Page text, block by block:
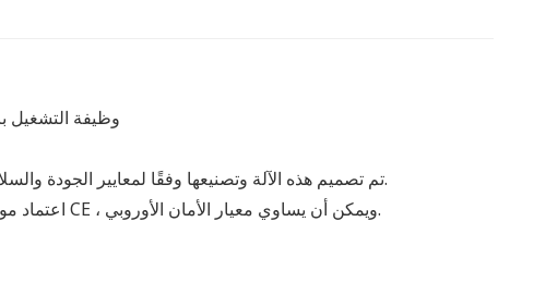
وظيفة التشغيل
تم تصميم هذه الآلة وتصنيعها وفقًا لمعايير الجودة والسلامة العالية ، مع مزايا السرعة العالية والتحكم الآلي والتغيير السريع.
اعتماد مواد وأجزاء عالية الجودة. تتوافق جميع المكونات الإلكترونية مع معيار CE ، ويمكن أن يساوي معيار الأمان الأوروبي.